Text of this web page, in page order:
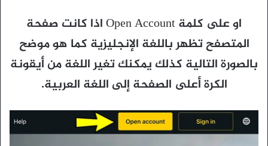
او على كلمة Open Account اذا كانت صفحة
المتصفح تظهر باللغة الإنجليزية كما هو موضح
بالصورة التالية كذلك يمكنك تغير اللغة من أيقونة
الكرة أعلى الصفحة إلى اللغة العربية.